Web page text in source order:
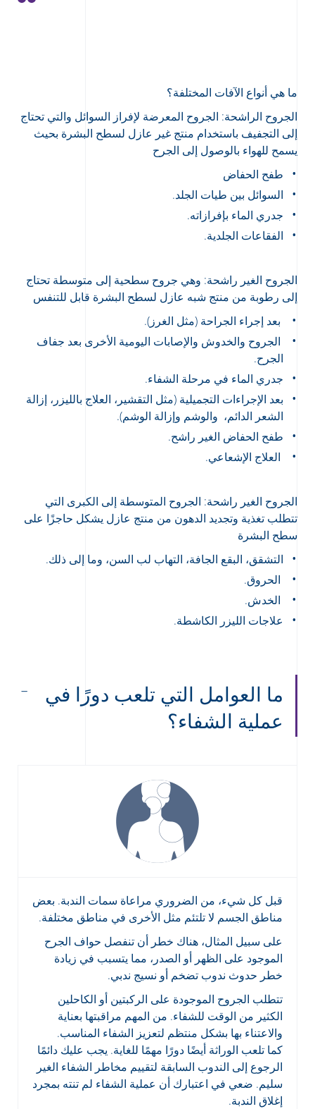
ما هي أنواع الآفات المختلفة؟
الجروح الراشحة: الجروح المعرضة لإفراز السوائل والتي تحتاج
إلى التجفيف باستخدام منتج غير عازل لسطح البشرة بحيث
يسمح للهواء بالوصول إلى الجرح
طفح الحفاض
السوائل بين طيات الجلد.
جدري الماء بإفرازاته.
الفقاعات الجلدية.
الجروح الغير راشحة: وهي جروح سطحية إلى متوسطة تحتاج
إلى رطوبة من منتج شبه عازل لسطح البشرة قابل للتنفس
بعد إجراء الجراحة (مثل الغرز).
الجروح والخدوش والإصابات اليومية الأخرى بعد جفاف
الجرح.
جدري الماء في مرحلة الشفاء.
بعد الإجراءات التجميلية (مثل التقشير، العلاج بالليزر، إزالة
الشعر الدائم، والوشم وإزالة الوشم).
طفح الحفاض الغير راشح.
العلاج الإشعاعي.
الجروح الغير راشحة: الجروح المتوسطة إلى الكبرى التي
تتطلب تغذية وتجديد الدهون من منتج عازل يشكل حاجزًا على
سطح البشرة
التشقق، البقع الجافة، التهاب لب السن، وما إلى ذلك.
الحروق.
الخدش.
علاجات الليزر الكاشطة.
ما العوامل التي تلعب دورًا في
عملية الشفاء؟
قبل كل شيء، من الضروري مراعاة سمات الندبة. بعض
مناطق الجسم لا تلتئم مثل الأخرى في مناطق مختلفة.
على سبيل المثال، هناك خطر أن تنفصل حواف الجرح
الموجود على الظهر أو الصدر، مما يتسبب في زيادة
خطر حدوث ندوب تضخم أو نسيج ندبي.
تتطلب الجروح الموجودة على الركبتين أو الكاحلين
الكثير من الوقت للشفاء. من المهم مراقبتها بعناية
والاعتناء بها بشكل منتظم لتعزيز الشفاء المناسب.
كما تلعب الوراثة أيضًا دورًا مهمًا للغاية. يجب عليك دائمًا
الرجوع إلى الندوب السابقة لتقييم مخاطر الشفاء الغير
سليم. ضعي في اعتبارك أن عملية الشفاء لم تنته بمجرد
إغلاق الندبة.